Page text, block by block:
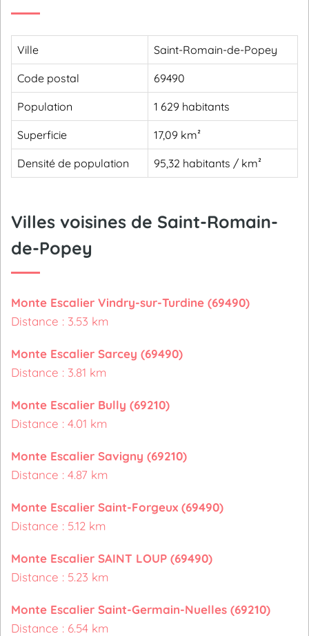
Ville Saint-Romain-de-Popey
Code postal 69490
Population 1 629 habitants
Superficie 17,09 km²
Densité de population 95,32 habitants / km²
Villes voisines de Saint-Romain-
de-Popey
Monte Escalier Vindry-sur-Turdine (69490)
Distance : 3.53 km
Monte Escalier Sarcey (69490)
Distance : 3.81 km
Monte Escalier Bully (69210)
Distance : 4.01 km
Monte Escalier Savigny (69210)
Distance : 4.87 km
Monte Escalier Saint-Forgeux (69490)
Distance : 5.12 km
Monte Escalier SAINT LOUP (69490)
Distance : 5.23 km
Monte Escalier Saint-Germain-Nuelles (69210)
Distance : 6.54 km